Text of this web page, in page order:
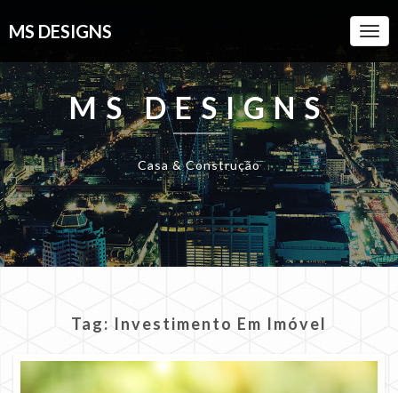
MS DESIGNS
MS DESIGNS
Casa & Construção
Tag: Investimento Em Imóvel